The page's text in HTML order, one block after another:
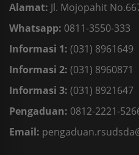
Alamat: Jl. Mojopahit
Whatsapp: 0811-3550-333
Informasi 1: (031) 8961649
Informasi 2: (031) 8960871
Informasi 3: (031) 8921647
Pengaduan: 0812-2221-
Email: